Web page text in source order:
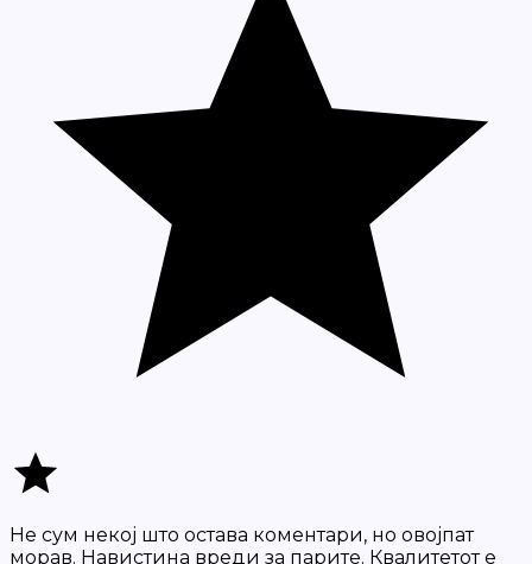
Не сум некој што остава коментари, но овојпат
морав. Навистина вреди за парите. Квалитетот е